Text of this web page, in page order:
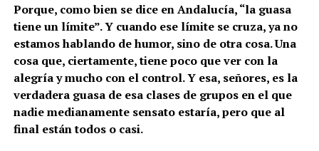
Porque, como bien se dice en Andalucía, “la guasa
tiene un límite”. Y cuando ese límite se cruza, ya no
estamos hablando de humor, sino de otra cosa. Una
cosa que, ciertamente, tiene poco que ver con la
alegría y mucho con el control. Y esa, señores, es la
verdadera guasa de esa clases de grupos en el que
nadie medianamente sensato estaría, pero que al
final están todos o casi.